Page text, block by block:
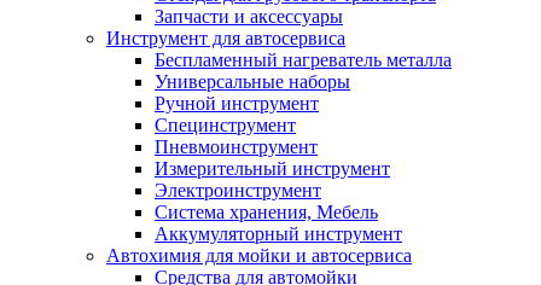
Запчасти и аксессуары
Инструмент для автосервиса
Беспламенный нагреватель металла
Универсальные наборы
Ручной инструмент
Специнструмент
Пневмоинструмент
Измерительный инструмент
Электроинструмент
Система хранения, Мебель
Аккумуляторный инструмент
Автохимия для мойки и автосервиса
Средства для автомойки